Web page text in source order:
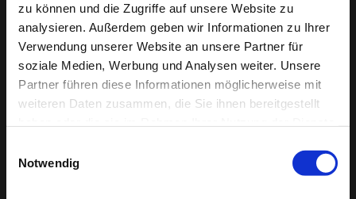
zu können und die Zugriffe auf unsere Website zu
analysieren. Außerdem geben wir Informationen zu Ihrer
Verwendung unserer Website an unsere Partner für
soziale Medien, Werbung und Analysen weiter. Unsere
Partner führen diese Informationen möglicherweise mit
weiteren Daten zusammen, die Sie ihnen bereitgestellt
Notwendig
Bitte
geben
Sie
das
Passwort
ein,
um